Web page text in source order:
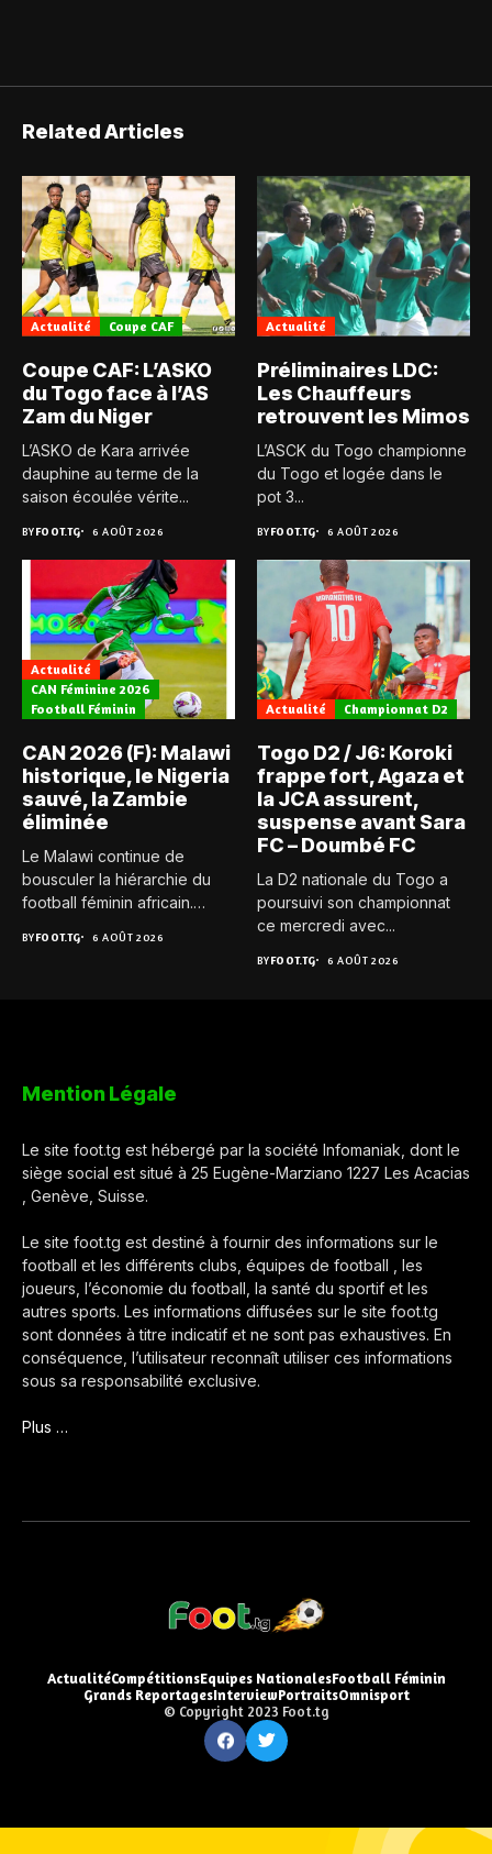
Related Articles
Actualité Coupe CAF
Coupe CAF: L’ASKO
du Togo face à l’AS
Zam du Niger
L’ASKO de Kara arrivée
dauphine au terme de la
saison écoulée vérite...
BYFOOT.TG 6 AOÛT 2026
Actualité
Préliminaires LDC:
Les Chauffeurs
retrouvent les Mimos
L’ASCK du Togo championne
du Togo et logée dans le
pot 3...
BYFOOT.TG 6 AOÛT 2026
Actualité
CAN Féminine 2026
Football Féminin
CAN 2026 (F): Malawi
historique, le Nigeria
sauvé, la Zambie
éliminée
Le Malawi continue de
bousculer la hiérarchie du
football féminin africain.
BYFOOT.TG 6 AOÛT 2026
Actualité Championnat D2
Togo D2 / J6: Koroki
frappe fort, Agaza et
la JCA assurent,
suspense avant Sara
FC – Doumbé FC
La D2 nationale du Togo a
poursuivi son championnat
ce mercredi avec...
BYFOOT.TG 6 AOÛT 2026
Mention Légale
Le site foot.tg est hébergé par la société Infomaniak, dont le
siège social est situé à 25 Eugène-Marziano 1227 Les Acacias
, Genève, Suisse.
Le site foot.tg est destiné à fournir des informations sur le
football et les différents clubs, équipes de football , les
joueurs, l’économie du football, la santé du sportif et les
autres sports. Les informations diffusées sur le site foot.tg
sont données à titre indicatif et ne sont pas exhaustives. En
conséquence, l’utilisateur reconnaît utiliser ces informations
sous sa responsabilité exclusive.
Plus …
ActualitéCompétitionsEquipes NationalesFootball Féminin
Grands ReportagesInterviewPortraitsOmnisport
© Copyright 2023 Foot.tg